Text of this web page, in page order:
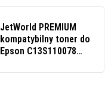
JetWorld PREMIUM
kompatybilny toner do
Epson C13S110078